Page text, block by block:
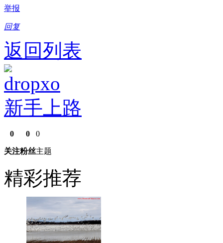
举报
回复
返回列表
dropxo
新手上路
0
关注
0
粉丝
0
主题
精彩推荐